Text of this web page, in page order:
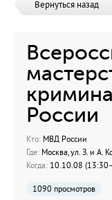
Вернуться назад
России
Кто: МВД России
Где: Москва, ул. З. и А.
Когда: 10.10.08
1090 просмотров